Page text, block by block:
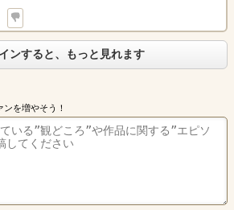
ンすると、もっと見れます
を増やそう！